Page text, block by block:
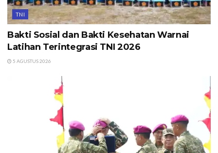
TNI
Bakti Sosial dan Bakti Kesehatan Warnai
Latihan Terintegrasi TNI 2026
5 AGUSTUS 2026